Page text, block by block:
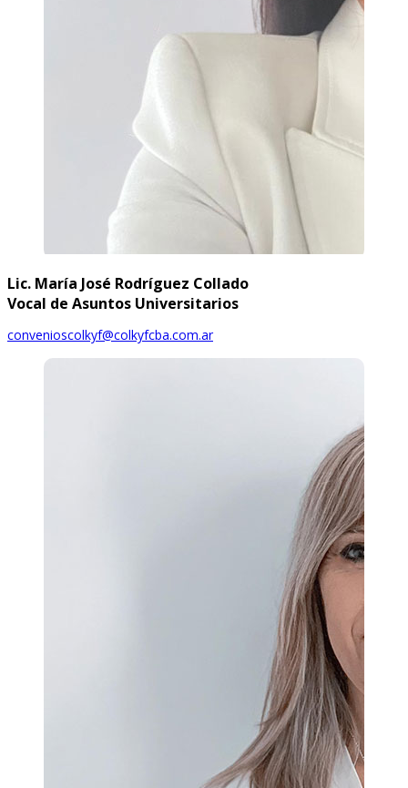
Lic. María José Rodríguez Collado
Vocal de Asuntos Universitarios
convenioscolkyf@colkyfcba.com.ar